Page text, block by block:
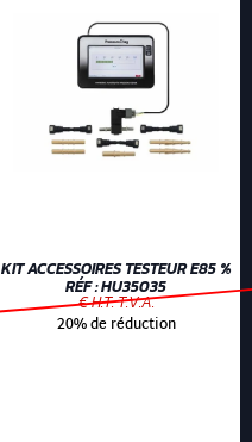
KIT ACCESSOIRES TESTEUR E85 %
RÉF : HU35035
€ H.T. T.V.A.
20% de réduction